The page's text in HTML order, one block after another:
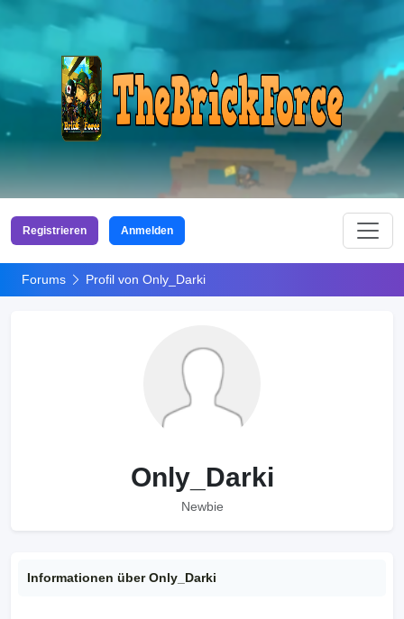
Registrieren Anmelden
Forums Profil von Only_Darki
Only_Darki
Newbie
Informationen über Only_Darki